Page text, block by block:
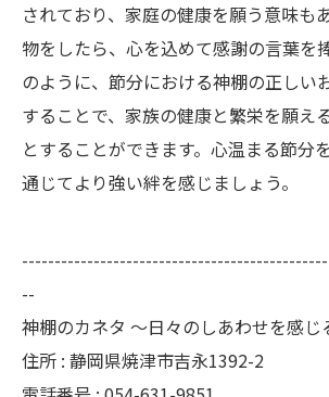
されており、家庭の健康を願う意味も
物をしたら、心を込めて感謝の言葉を
のように、節分における神棚の正しい
することで、家族の健康と繁栄を願え
とすることができます。心温まる節分
通じてより強い絆を感じましょう。
--
神棚のカネタ ～日々のしあわせを感じ
住所 : 静岡県焼津市吉永1392-2